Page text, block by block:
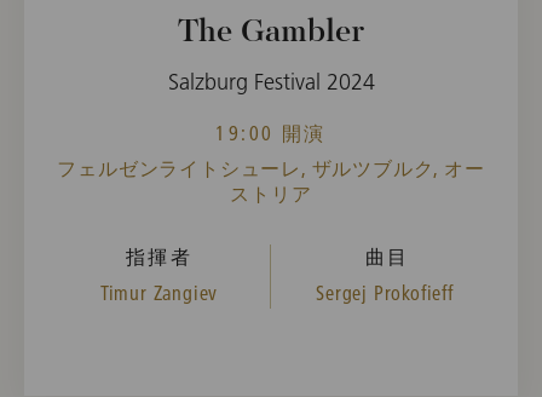
The Gambler
Salzburg Festival 2024
19:00 開演
フェルゼンライトシューレ, ザルツブルク, オー
ストリア
指揮者
Timur Zangiev
曲目
Sergej Prokofieff